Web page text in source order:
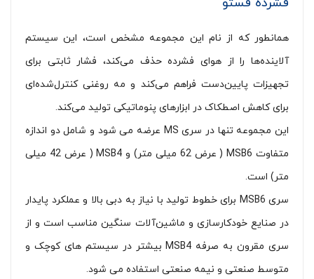
همانطور که از نام این مجموعه مشخص است، این سیستم
آلاینده‌ها را از هوای فشرده حذف می‌کند، فشار ثابتی برای
تجهیزات پایین‌دست فراهم می‌کند و مه روغنی کنترل‌شده‌ای
برای کاهش اصطکاک در ابزارهای پنوماتیکی تولید می‌کند.
این مجموعه تنها در سری MS عرضه می شود و شامل دو اندازه
متفاوت MSB6 ( عرض 62 میلی متر) و MSB4 ( عرض 42 میلی
متر) است.
سری MSB6 برای خطوط تولید با نیاز به دبی بالا و عملکرد پایدار
در صنایع خودکارسازی و ماشین‌آلات سنگین مناسب است و از
سری مقرون به صرفه MSB4 بیشتر در سیستم های کوچک و
متوسط صنعتی و نیمه صنعتی استفاده می شود.